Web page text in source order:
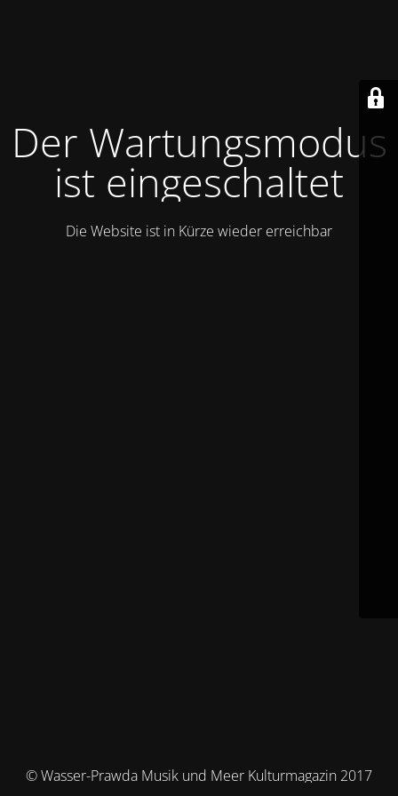
Der Wartungsmodus
ist eingeschaltet
Die Website ist in Kürze wieder erreichbar
© Wasser-Prawda Musik und Meer Kulturmagazin 2017